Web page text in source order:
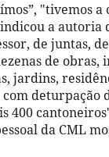
"tivemos a
a autoria
de juntas,
de obras,
jardins,
deturpação
400
da CML